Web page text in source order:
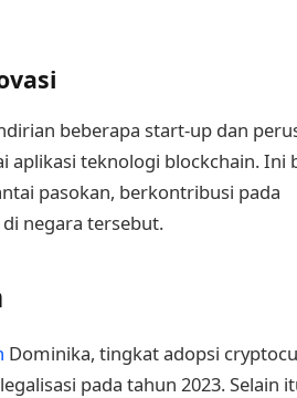
beberapa start-up dan
aplikasi teknologi blockchain. Ini
pasokan, berkontribusi pada
negara tersebut.
Dominika, tingkat adopsi
pada tahun 2023. Selain